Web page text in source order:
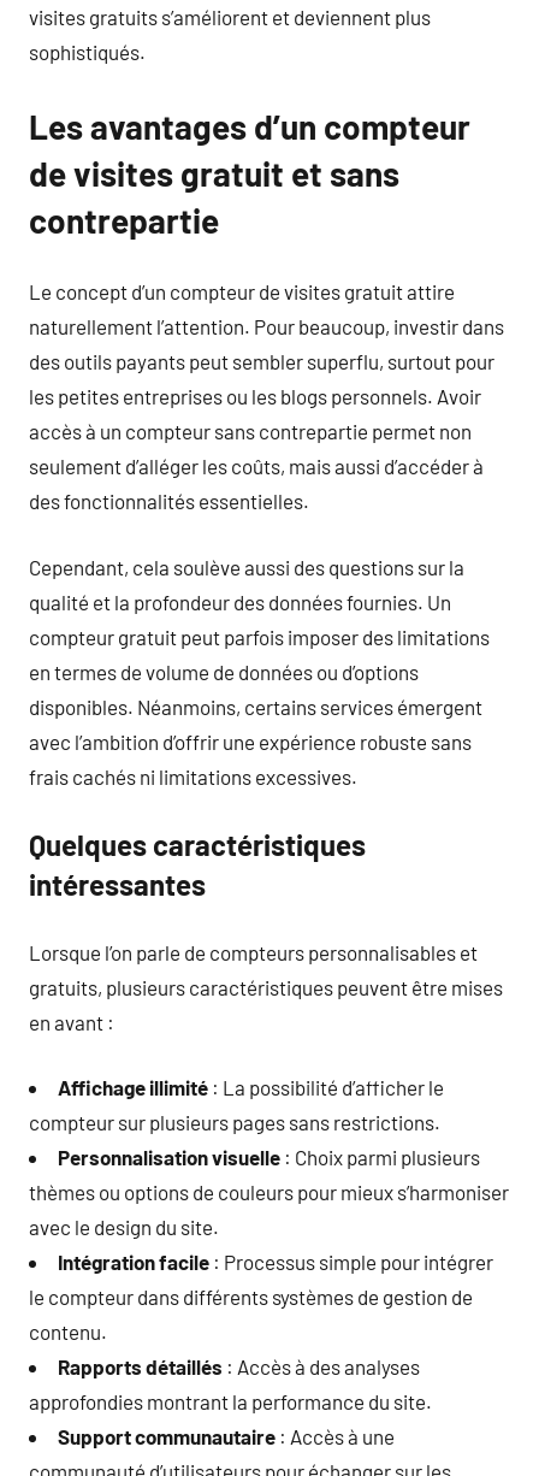
visites gratuits s’améliorent et deviennent plus
sophistiqués.
Les avantages d’un compteur
de visites gratuit et sans
contrepartie
Le concept d’un compteur de visites gratuit attire
naturellement l’attention. Pour beaucoup, investir dans
des outils payants peut sembler superflu, surtout pour
les petites entreprises ou les blogs personnels. Avoir
accès à un compteur sans contrepartie permet non
seulement d’alléger les coûts, mais aussi d’accéder à
des fonctionnalités essentielles.
Cependant, cela soulève aussi des questions sur la
qualité et la profondeur des données fournies. Un
compteur gratuit peut parfois imposer des limitations
en termes de volume de données ou d’options
disponibles. Néanmoins, certains services émergent
avec l’ambition d’offrir une expérience robuste sans
frais cachés ni limitations excessives.
Quelques caractéristiques
intéressantes
Lorsque l’on parle de compteurs personnalisables et
gratuits, plusieurs caractéristiques peuvent être mises
en avant :
Affichage illimité : La possibilité d’afficher le
compteur sur plusieurs pages sans restrictions.
Personnalisation visuelle : Choix parmi plusieurs
thèmes ou options de couleurs pour mieux s’harmoniser
avec le design du site.
Intégration facile : Processus simple pour intégrer
le compteur dans différents systèmes de gestion de
contenu.
Rapports détaillés : Accès à des analyses
approfondies montrant la performance du site.
Support communautaire : Accès à une
communauté d’utilisateurs pour échanger sur les